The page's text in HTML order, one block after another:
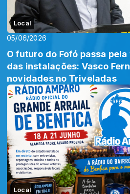
Local
05/06/2026
O futuro do Fofó passa
das instalações: Vasco
novidades no Triveladas
Local